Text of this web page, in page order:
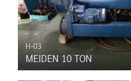
H-03
MEIDEN 10 TON